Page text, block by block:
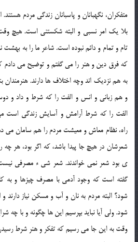
متفکران، نگهبانان و پاسبانان زندگی مردم
بلا یک امر نسبی و البته شکستنی است. هیچ
تام و تمام و دائم نبوده است. شاعر ما را به
که فرق دین و هنر را می گفتم و توضیح می
به هم نزدیک اند وچه اختلاف ها دارند.
و هم زبانی و انس و الفت را که شرط و داد و
الفت را که شرط آرامش و آسایش زندگی است می
راه، نظام معاش و معیشت مردم را هم سامان می
شعرشان در هیچ جا پیدا باشد، که اگر بود، هر
ی بود شعر نمی خواندند. شعر شی ء مصرفی نیست
گفته است که وجود آدمی با مصرف چیزها و به
شود؟ البته مردم به نان و آب و مسکن نیاز دارند و
شود. ولی آیا نباید بپرسیم این ها چگونه و با چه
وقت به این جا می رسیم که تفکر و هنر شرط